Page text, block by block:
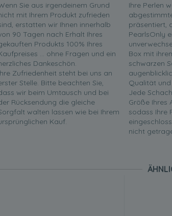
Sie aus irgendeinem Grund
mit Ihrem Produkt zufrieden
erstatten wir Ihnen innerhalb
90 Tagen nach Erhalt Ihres
Produkts 100% Ihres
... ohne Fragen und ein
Dankeschön.
Zufriedenheit steht bei uns an
Stelle. Bitte beachten Sie,
wir beim Umtausch und bei
Rücksendung die gleiche
walten lassen wie bei Ihrem
Kauf.
Ihre Perlen
präsentiert,
PearlsOnly
Box mit
schwarzen
Qualität und
Jede
Größe Ihres
sodass Ihre
nicht